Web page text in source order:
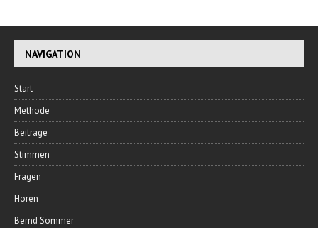
NAVIGATION
Start
Methode
Beiträge
Stimmen
Fragen
Hören
Bernd Sommer